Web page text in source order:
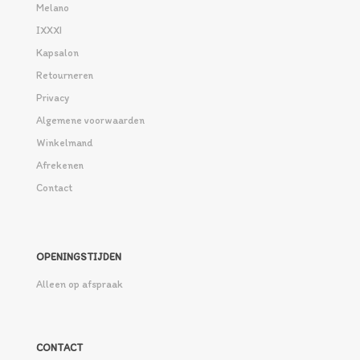
Melano
IXXXI
Kapsalon
Retourneren
Privacy
Algemene voorwaarden
Winkelmand
Afrekenen
Contact
OPENINGSTIJDEN
Alleen op afspraak
CONTACT